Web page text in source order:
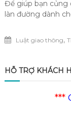
Để giúp bạn củng
làn đường dành
Luật giao thông,
HỖ TRỢ KHÁCH
***